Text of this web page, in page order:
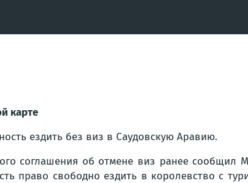
карте
ездить без виз в Саудовскую Аравию.
соглашения об отмене виз ранее сообщил
право свободно ездить в королевство с